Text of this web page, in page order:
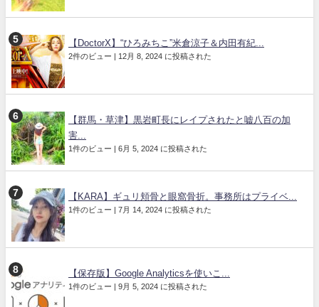
【DoctorX】“ひろみちこ”米倉涼子＆内田有紀...
2件のビュー | 12月 8, 2024 に投稿された
【群馬・草津】黒岩町長にレイプされたと嘘八百の加
害...
1件のビュー | 6月 5, 2024 に投稿された
【KARA】ギュリ頬骨と眼窩骨折。事務所はプライベ...
1件のビュー | 7月 14, 2024 に投稿された
【保存版】Google Analyticsを使いこ...
1件のビュー | 9月 5, 2024 に投稿された